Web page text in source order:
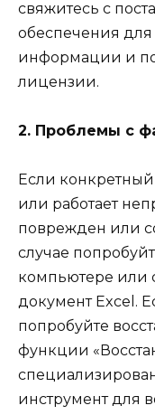
свяжитесь с
обеспечения
информации и
лицензии.
2. Проблемы с
Если
или работает
поврежден или
случае
компьютере или
документ Excel.
попробуйте
функции
инструмент для